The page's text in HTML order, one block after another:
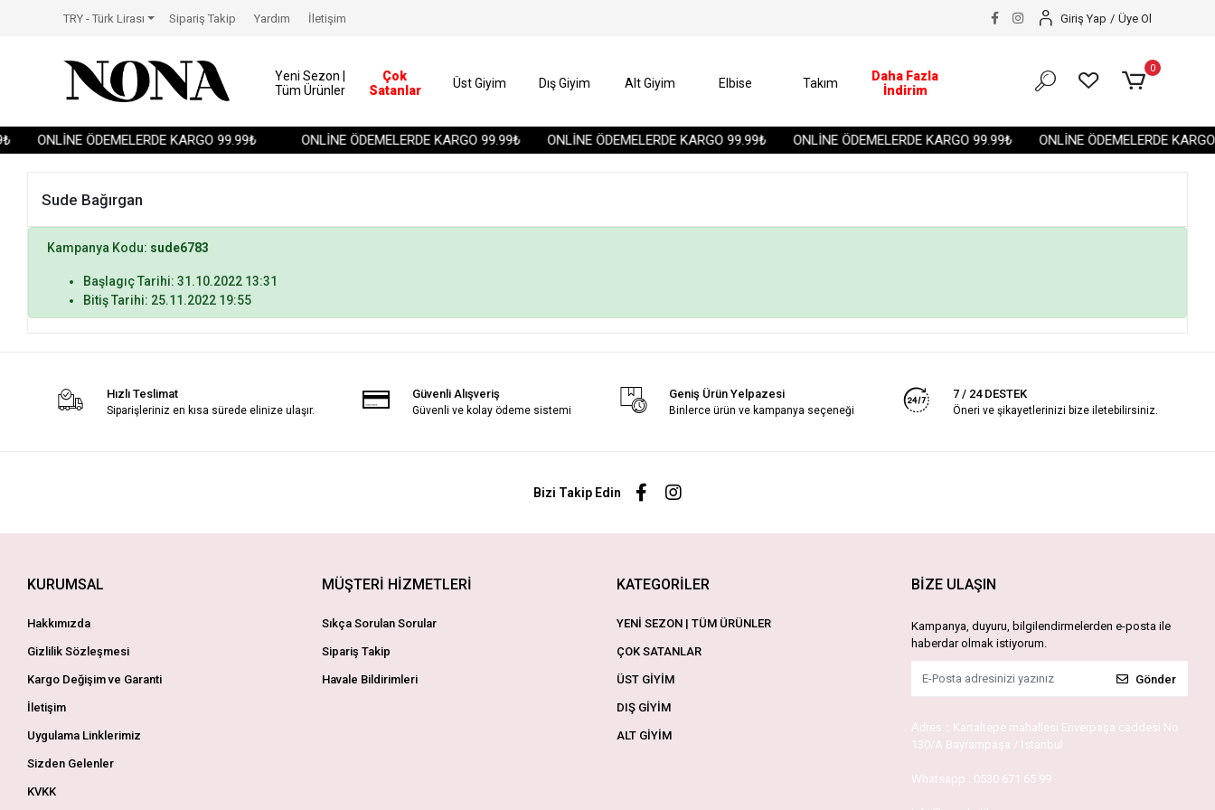
ONLİNE ÖDEMELERDE KARGO 99.99₺ ONLİNE ÖDEMELERDE KARGO 99.99₺ ONLİNE ÖDEMELERDE KARGO 99.99₺ ONLİNE ÖDEMELERDE KARGO 99.99₺ ONLİNE ÖDEMELERDE
TRY - Türk Lirası Sipariş Takip Yardım İletişim Giriş Yap / Üye Ol
Yeni Sezon |
Tüm Ürünler
Çok
Satanlar
Üst Giyim Dış Giyim Alt Giyim Elbise Takım
Daha Fazla
İndirim
0
Sude Bağırgan
Kampanya Kodu: sude6783
Başlagıç Tarihi: 31.10.2022 13:31
Bitiş Tarihi: 25.11.2022 19:55
Hızlı Teslimat
Siparişleriniz en kısa sürede elinize ulaşır.
Güvenli Alışveriş
Güvenli ve kolay ödeme sistemi
Geniş Ürün Yelpazesi
Binlerce ürün ve kampanya seçeneği
7 / 24 DESTEK
Öneri ve şikayetlerinizi bize iletebilirsiniz.
Bizi Takip Edin
KURUMSAL
Hakkımızda
Gizlilik Sözleşmesi
Kargo Değişim ve Garanti
İletişim
Uygulama Linklerimiz
Sizden Gelenler
KVKK
MÜŞTERİ HİZMETLERİ
Sıkça Sorulan Sorular
Sipariş Takip
Havale Bildirimleri
KATEGORİLER
YENİ SEZON | TÜM ÜRÜNLER
ÇOK SATANLAR
ÜST GİYİM
DIŞ GİYİM
ALT GİYİM
BİZE ULAŞIN
Kampanya, duyuru, bilgilendirmelerden e-posta ile
haberdar olmak istiyorum.
Gönder
Adres : Kartaltepe mahallesi Enverpaşa caddesi No
130/A Bayrampaşa / İstanbul
Whatsapp : 0530 671 65 99